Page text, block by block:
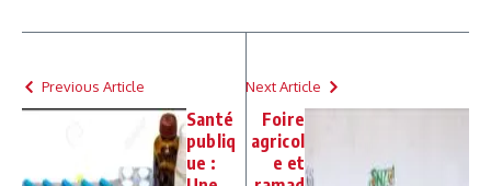
Previous Article
Santé
publiq
ue :
Next Article
Foire
agricol
e et